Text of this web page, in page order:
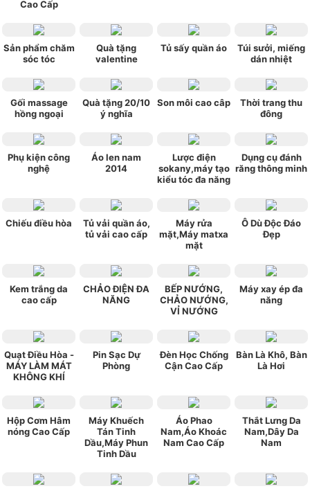
Cao Cấp
Sản phẩm chăm
sóc tóc
Quà tặng
valentine
Tủ sấy quần áo
Túi sưởi, miếng
dán nhiệt
Gối massage
hồng ngoại
Quà tặng 20/10
ý nghĩa
Son môi cao câp
Thời trang thu
đông
Phụ kiện công
nghệ
Áo len nam
2014
Lược điện
sokany,máy tạo
kiểu tóc đa năng
Dụng cụ đánh
răng thông minh
Chiếu điều hòa
Tủ vải quần áo,
tủ vải cao cấp
Máy rửa
mặt,Máy matxa
mặt
Ô Dù Độc Đáo
Đẹp
Kem trắng da
cao cấp
CHẢO ĐIỆN ĐA
NĂNG
BẾP NƯỚNG,
CHẢO NƯỚNG,
VỈ NƯỚNG
Máy xay ép đa
năng
Quạt Điều Hòa -
MÁY LÀM MÁT
KHÔNG KHÍ
Pin Sạc Dự
Phòng
Đèn Học Chống
Cận Cao Cấp
Bàn Là Khô, Bàn
Là Hơi
Hộp Cơm Hâm
nóng Cao Cấp
Máy Khuếch
Tán Tinh
Dầu,Máy Phun
Tinh Dầu
Áo Phao
Nam,Áo Khoác
Nam Cao Cấp
Thắt Lưng Da
Nam,Dây Da
Nam